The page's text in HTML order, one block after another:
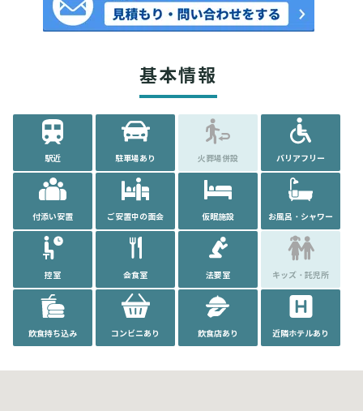
基本情報
駅近 駐車場あり 火葬場併設 バリアフリー
付添い安置 ご安置中の面会 仮眠施設 お風呂・シャワー
控室 会食室 法要室 キッズ・託児所
飲食持ち込み コンビニあり 飲食店あり 近隣ホテルあり